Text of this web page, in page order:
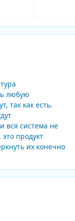
overview
любую
так как есть.
вся система не
продукт
их конечно